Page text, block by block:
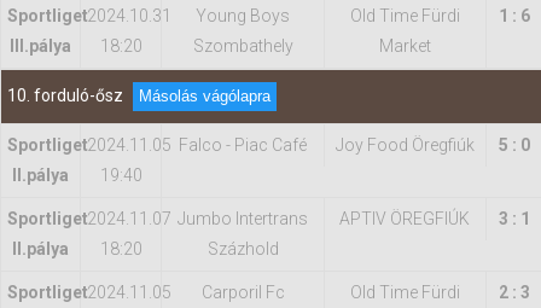
Sportliget
IIl.pálya
2024.10.31
18:20
Young Boys
Szombathely
Old Time Fürdi
Market
1 : 6
10. forduló-ősz Másolás vágólapra
Sportliget
II.pálya
2024.11.05
19:40
Falco - Piac Café Joy Food Öregfiúk 5 : 0
Sportliget
II.pálya
2024.11.07
18:20
Jumbo Intertrans
Százhold
APTIV ÖREGFIÚK 3 : 1
Sportliget2024.11.05
Carporil Fc
Old Time Fürdi
2 : 3